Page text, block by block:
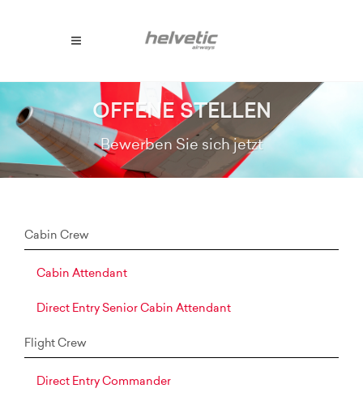
OFFENE STELLEN
Bewerben Sie sich jetzt
Cabin Crew
Cabin Attendant
Direct Entry Senior Cabin Attendant
Flight Crew
Direct Entry Commander